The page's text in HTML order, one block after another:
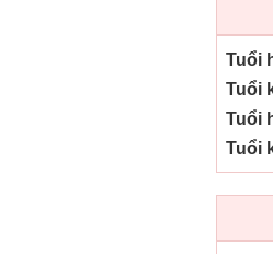
Tuổi
Tuổi
Tuổi
Tuổi